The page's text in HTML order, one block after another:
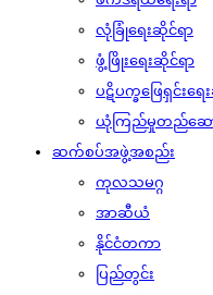
လုံခြုံရေးဆိုင်ရာ
ဖွံ့ဖြိုးရေးဆိုင်ရာ
ပဋိပက္ခဖြေရှင်းရေ
ယုံကြည်မှုတည်ဆေ
ဆက်စပ်အဖွဲ့အစည်း
ကုလသမဂ္ဂ
အာဆီယံ
နိုင်ငံတကာ
ပြည်တွင်း